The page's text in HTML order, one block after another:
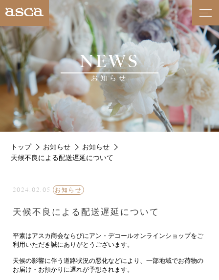
NEWS
お知らせ
トップ お知らせ
お知らせ
天候不良による配送遅延について
2024.02.05 お知らせ
天候不良による配送遅延について
平素はアスカ商会ならびにアン・デコールオンラインショップをご
利用いただき誠にありがとうございます。
天候の影響に伴う道路状況の悪化などにより、一部地域でお荷物の
お届け・お預かりに遅れが予想されます。